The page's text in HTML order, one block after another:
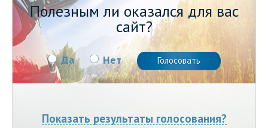
Полезным ли оказался для вас
сайт?
Да Нет
Показать результаты голосования?